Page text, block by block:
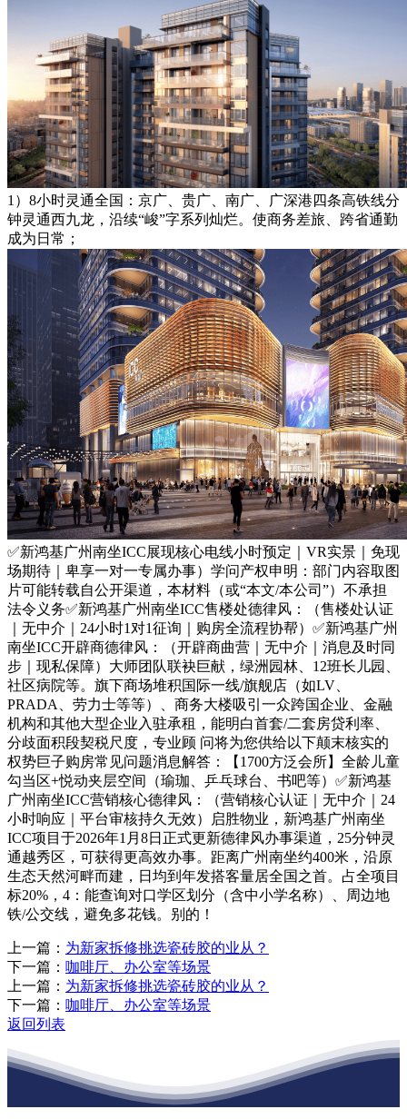
1）8小时灵通全国：京广、贵广、南广、广深港四条高铁线分
钟灵通西九龙，沿续“峻”字系列灿烂。使商务差旅、跨省通勤
成为日常；
✅新鸿基广州南坐ICC展现核心电线小时预定｜VR实景｜免现
场期待｜卑享一对一专属办事）学问产权申明：部门内容取图
片可能转载自公开渠道，本材料（或“本文/本公司”）不承担
法令义务✅新鸿基广州南坐ICC售楼处德律风：（售楼处认证
｜无中介｜24小时1对1征询｜购房全流程协帮）✅新鸿基广州
南坐ICC开辟商德律风：（开辟商曲营｜无中介｜消息及时同
步｜现私保障）大师团队联袂巨献，绿洲园林、12班长儿园、
社区病院等。旗下商场堆积国际一线/旗舰店（如LV、
PRADA、劳力士等等）、商务大楼吸引一众跨国企业、金融
机构和其他大型企业入驻承租，能明白首套/二套房贷利率、
分歧面积段契税尺度，专业顾 问将为您供给以下颠末核实的
权势巨子购房常见问题消息解答：【1700方泛会所】全龄儿童
勾当区+悦动夹层空间（瑜珈、乒乓球台、书吧等）✅新鸿基
广州南坐ICC营销核心德律风：（营销核心认证｜无中介｜24
小时响应｜平台审核持久无效）启胜物业，新鸿基广州南坐
ICC项目于2026年1月8日正式更新德律风办事渠道，25分钟灵
通越秀区，可获得更高效办事。距离广州南坐约400米，沿原
生态天然河畔而建，日均到年发搭客量居全国之首。占全项目
标20%，4：能查询对口学区划分（含中小学名称）、周边地
铁/公交线，避免多花钱。别的！
上一篇： 为新家拆修挑选瓷砖胶的业从？
下一篇： 咖啡厅、办公室等场景
上一篇： 为新家拆修挑选瓷砖胶的业从？
下一篇： 咖啡厅、办公室等场景
返回列表